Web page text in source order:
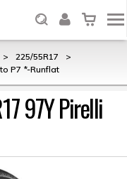
> 225/55R17
>
P7 *-Runflat
97Y Pirelli